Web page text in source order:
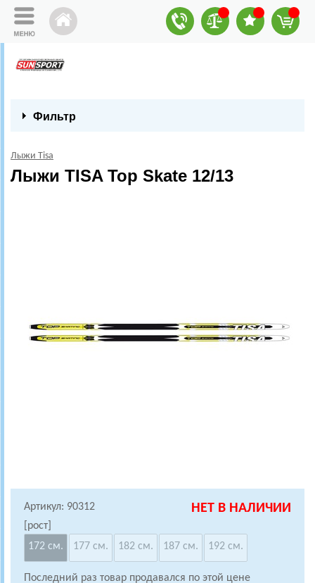
Фильтр
Лыжи Tisa
Лыжи TISA Top Skate 12/13
Артикул: 90312 НЕТ В НАЛИЧИИ
[рост]
172 см.
177 см. 182 см. 187 см. 192 см.
Последний раз товар продавался по этой цене